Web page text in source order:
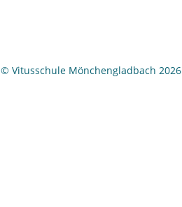
© Vitusschule Mönchengladbach 2026